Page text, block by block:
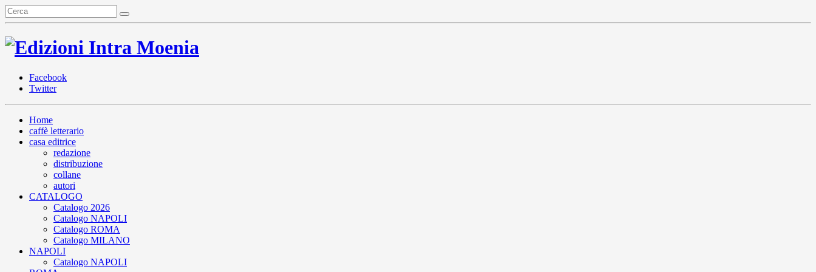
Facebook
Twitter
Home
caffè letterario
casa editrice
redazione
distribuzione
collane
autori
CATALOGO
Catalogo 2026
Catalogo NAPOLI
Catalogo ROMA
Catalogo MILANO
NAPOLI
Catalogo NAPOLI